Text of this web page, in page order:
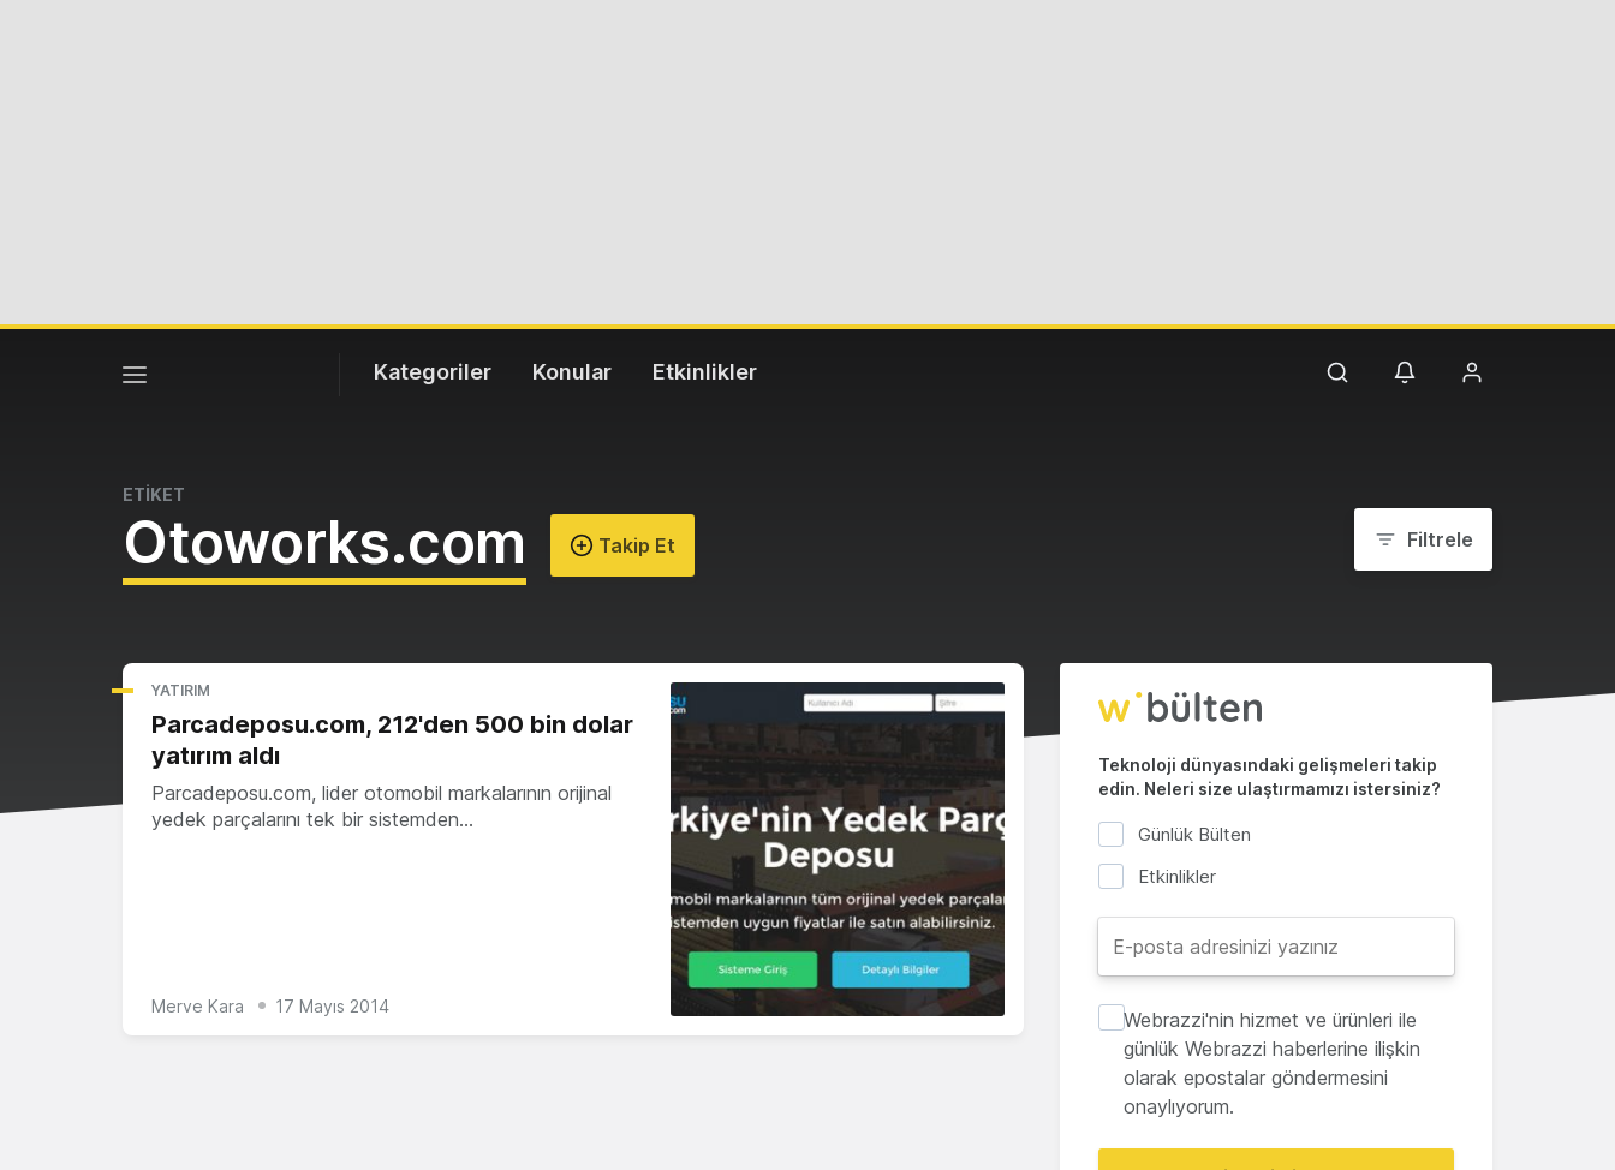
Kategoriler Konular Etkinlikler
ETİKET
Otoworks.com Takip Et Filtrele
YATIRIM
Parcadeposu.com, 212'den 500 bin dolar
yatırım aldı
Parcadeposu.com, lider otomobil markalarının orijinal
yedek parçalarını tek bir sistemden…
Merve Kara 17 Mayıs 2014
Teknoloji dünyasındaki gelişmeleri takip
edin. Neleri size ulaştırmamızı istersiniz?
Günlük Bülten
Etkinlikler
Webrazzi'nin hizmet ve ürünleri ile
günlük Webrazzi haberlerine ilişkin
olarak epostalar göndermesini
onaylıyorum.